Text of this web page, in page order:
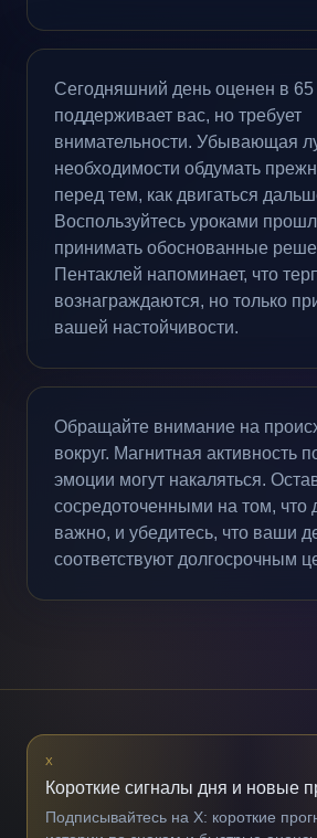
Сегодняшний день оценен в 65
поддерживает вас, но требует
внимательности. Убывающая
необходимости обдумать
перед тем, как двигаться
Воспользуйтесь уроками
принимать обоснованные
Пентаклей напоминает, что
вознаграждаются, но только
вашей настойчивости.
Обращайте внимание на
вокруг. Магнитная активность
эмоции могут накаляться.
сосредоточенными на том, что
важно, и убедитесь, что ваши
соответствуют долгосрочным
X
Короткие сигналы дня и новые
Подписывайтесь на X: короткие